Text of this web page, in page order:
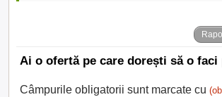
Ai o ofertă pe care dorești să o faci
Câmpurile obligatorii sunt marcate cu